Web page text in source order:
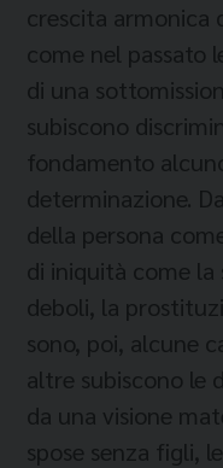
crescita armonica
come nel passato
di una
subiscono
fondamento
determinazione.
della persona
di iniquità come la
deboli, la
sono, poi, alcune
altre subiscono le
da una visione
spose senza figli,